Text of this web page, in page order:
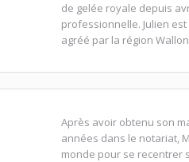
de gelée royale depuis
professionnelle. Julien
agréé par la région
Après avoir obtenu son
années dans le notariat,
monde pour se recentrer